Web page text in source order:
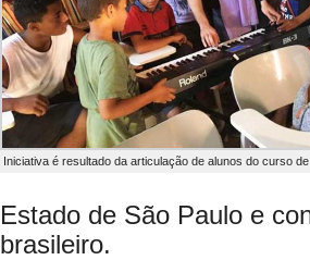
Iniciativa é resultado da articulação de alunos do curso
Estado de São Paulo e
brasileiro.